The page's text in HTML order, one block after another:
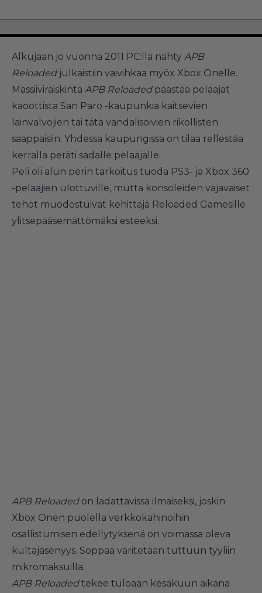
Alkujaan jo vuonna 2011 PC:llä nähty APB
Reloadedjulkaistiin vaivihkaa myöx Xbox Onelle.
Massiiviräiskintä APB Reloadedpäästää pelaajat
kaoottista San Paro -kaupunkia kaitsevien
lainvalvojien tai tätä vandalisoivien rikollisten
saappaisiin. Yhdessä kaupungissa on tilaa rellestää
kerralla peräti sadalle pelaajalle.
Peli oli alun perin tarkoitus tuoda PS3- ja Xbox 360
-pelaajien ulottuville, mutta konsoleiden vajavaiset
tehot muodostuivat kehittäjä Reloaded Gamesille
ylitsepääsemättömäksi esteeksi.
APB Reloadedon ladattavissa ilmaiseksi, joskin
Xbox Onen puolella verkkokahinoihin
osallistumisen edellytyksenä on voimassa oleva
kultajäsenyys. Soppaa väritetään tuttuun tyyliin
mikromaksuilla.
APB Reloadedtekee tuloaan kesäkuun aikana